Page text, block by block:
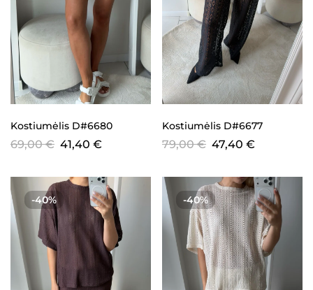
Kostiumėlis D#6680
69,00€ 41,40 €
Kostiumėlis D#6677
79,00€ 47,40 €
-40% -40%